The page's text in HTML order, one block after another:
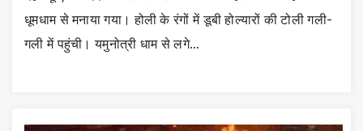
धूमधाम से मनाया गया। होली के रंगों में डूबी होल्यारों की टोली गली-
गली में पहुंची। यमुनोत्री धाम से लगे…